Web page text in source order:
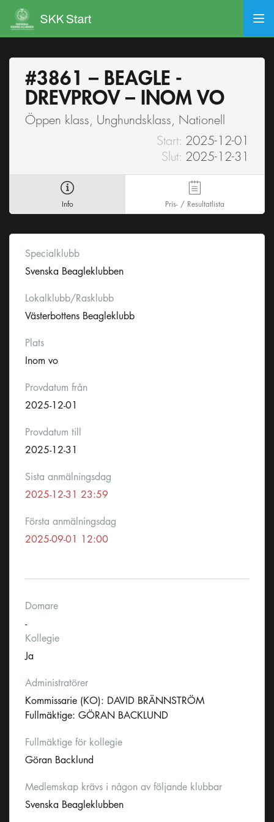
#3861 – BEAGLE -
DREVPROV – INOM VO
Öppen klass, Unghundsklass, Nationell
Start: 2025-12-01
Slut: 2025-12-31
Info Pris- / Resultatlista
Specialklubb
Svenska Beagleklubben
Lokalklubb/Rasklubb
Västerbottens Beagleklubb
Plats
Inom vo
Provdatum från
2025-12-01
Provdatum till
2025-12-31
Sista anmälningsdag
2025-12-31 23:59
Första anmälningsdag
2025-09-01 12:00
Domare
-
Kollegie
Ja
Administratörer
Kommissarie (KO): DAVID BRÄNNSTRÖM
Fullmäktige: GÖRAN BACKLUND
Fullmäktige för kollegie
Göran Backlund
Medlemskap krävs i någon av följande klubbar
Svenska Beagleklubben